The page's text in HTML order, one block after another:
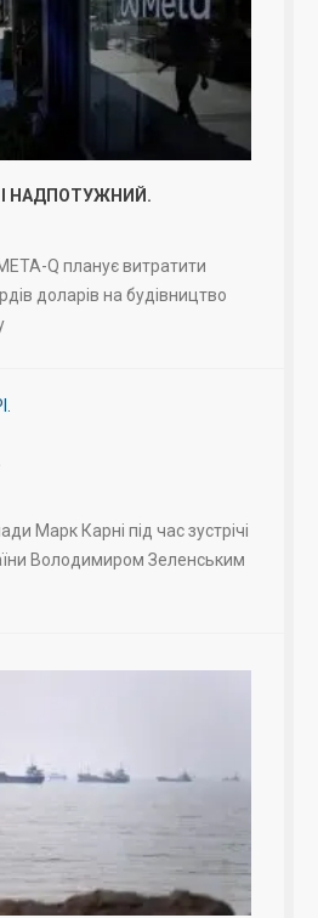
НАДПОТУЖНИЙ.
Q планує витратити
доларів на будівництво
Марк Карні під час зустрічі
Володимиром Зеленським